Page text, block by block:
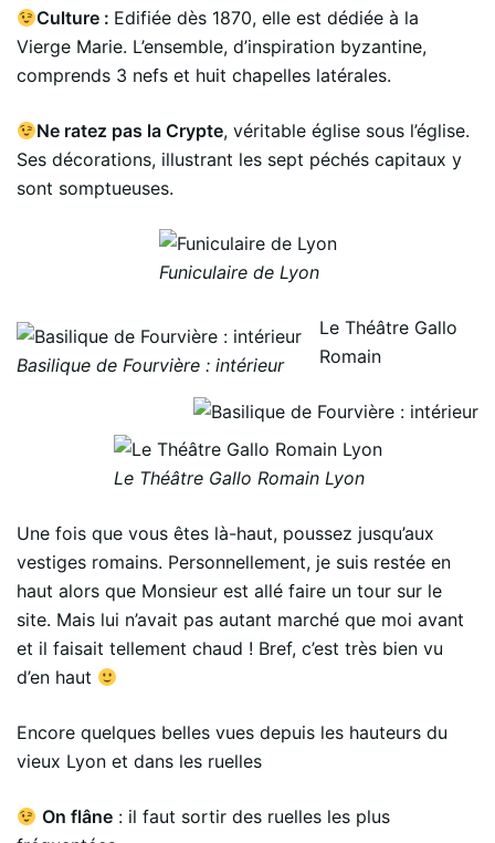
Culture : Edifiée dès 1870, elle est dédiée à la
Vierge Marie. L’ensemble, d’inspiration byzantine,
comprends 3 nefs et huit chapelles latérales.
Ne ratez pas la Crypte, véritable église sous l’église.
Ses décorations, illustrant les sept péchés capitaux y
sont somptueuses.
Funiculaire de Lyon
Basilique de Fourvière : intérieur
Le Théâtre Gallo
Romain
Le Théâtre Gallo Romain Lyon
Une fois que vous êtes là-haut, poussez jusqu’aux
vestiges romains. Personnellement, je suis restée en
haut alors que Monsieur est allé faire un tour sur le
site. Mais lui n’avait pas autant marché que moi avant
et il faisait tellement chaud ! Bref, c’est très bien vu
d’en haut
Encore quelques belles vues depuis les hauteurs du
vieux Lyon et dans les ruelles
On flâne : il faut sortir des ruelles les plus